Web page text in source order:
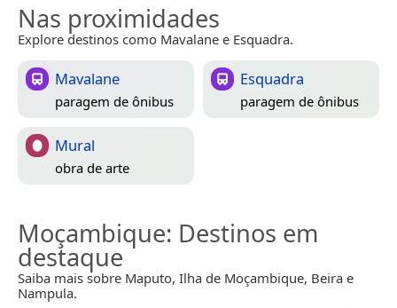
Nas proximidades
Explore destinos como Mavalane e Esquadra.
Mavalane
paragem de ônibus
Esquadra
paragem de ônibus
Mural
obra de arte
Moçambique: Destinos em
destaque
Saiba mais sobre Maputo, Ilha de Moçambique, Beira e
Nampula.